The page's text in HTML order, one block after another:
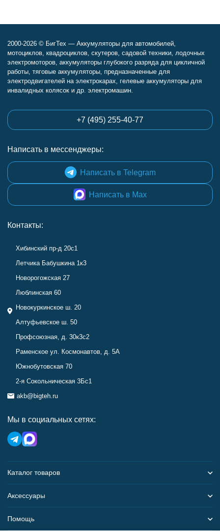
2000-2026 © БигТех — Аккумуляторы для автомобилей,
мотоциклов, квадроциклов, скутеров, садовой техники, лодочных
электромоторов, аккумуляторы глубокого разряда для цикличной
работы, тяговые аккумуляторы, предназначенные для
электродвигателей на электрокарах, гелевые аккумуляторы для
инвалидных колясок и др. электромашин.
+7 (495) 255-40-77
Написать в мессенджеры:
Написать в Telegram
Написать в Max
Контакты:
Хибинский пр-д 20с1
Летчика Бабушкина 1к3
Новорогожская 27
Люблинская 60
Новокуркинское ш. 20
Алтуфьевское ш. 50
Профсоюзная, д. 30к3с2
Раменское ул. Космонавтов, д. 5А
Южнобутовская 70
2-я Сокольническая 3Бс1
akb@bigteh.ru
Мы в социальных сетях:
Каталог товаров
Аксессуары
Помощь